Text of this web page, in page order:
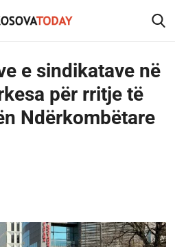
e sindikatave në
për rritje të
Ndërkombëtare